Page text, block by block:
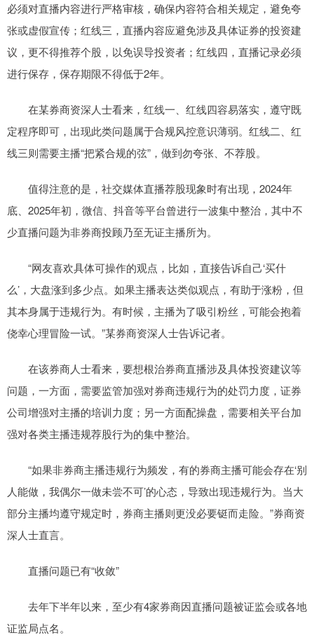
必须对直播内容进行严格审核，确保内容符合相关规定，避免夸
张或虚假宣传；红线三，直播内容应避免涉及具体证券的投资建
议，更不得推荐个股，以免误导投资者；红线四，直播记录必须
进行保存，保存期限不得低于2年。
在某券商资深人士看来，红线一、红线四容易落实，遵守既
定程序即可，出现此类问题属于合规风控意识薄弱。红线二、红
线三则需要主播“把紧合规的弦”，做到勿夸张、不荐股。
值得注意的是，社交媒体直播荐股现象时有出现，2024年
底、2025年初，微信、抖音等平台曾进行一波集中整治，其中不
少直播问题为非券商投顾乃至无证主播所为。
“网友喜欢具体可操作的观点，比如，直接告诉自己‘买什
么’，大盘涨到多少点。如果主播表达类似观点，有助于涨粉，但
其本身属于违规行为。有时候，主播为了吸引粉丝，可能会抱着
侥幸心理冒险一试。”某券商资深人士告诉记者。
在该券商人士看来，要想根治券商直播涉及具体投资建议等
问题，一方面，需要监管加强对券商违规行为的处罚力度，证券
公司增强对主播的培训力度；另一方面配操盘，需要相关平台加
强对各类主播违规荐股行为的集中整治。
“如果非券商主播违规行为频发，有的券商主播可能会存在‘别
人能做，我偶尔一做未尝不可’的心态，导致出现违规行为。当大
部分主播均遵守规定时，券商主播则更没必要铤而走险。”券商资
深人士直言。
直播问题已有“收敛”
去年下半年以来，至少有4家券商因直播问题被证监会或各地
证监局点名。